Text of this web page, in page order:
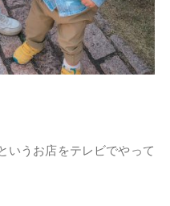
うお店をテレビでやって